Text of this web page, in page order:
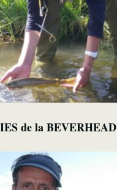
de la BEVERHEAD